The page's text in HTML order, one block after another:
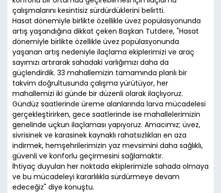
çalışmalarını kesintisiz sürdürdüklerini belirtti.
Hasat dönemiyle birlikte özellikle üvez popülasyonunda
artış yaşandığına dikkat çeken Başkan Tutdere, "Hasat
dönemiyle birlikte özellikle üvez popülasyonunda
yaşanan artış nedeniyle ilaçlama ekiplerimizi ve araç
sayımızı artırarak sahadaki varlığımızı daha da
güçlendirdik. 33 mahallemizin tamamında planlı bir
takvim doğrultusunda çalışma yürütüyor, her
mahallemizi iki günde bir düzenli olarak ilaçlıyoruz.
Gündüz saatlerinde üreme alanlarında larva mücadelesi
gerçekleştirirken, gece saatlerinde ise mahallelerimizin
genelinde uçkun ilaçlaması yapıyoruz. Amacımız; üvez,
sivrisinek ve karasinek kaynaklı rahatsızlıkları en aza
indirmek, hemşehrilerimizin yaz mevsimini daha sağlıklı,
güvenli ve konforlu geçirmesini sağlamaktır.
İhtiyaç duyulan her noktada ekiplerimizle sahada olmaya
ve bu mücadeleyi kararlılıkla sürdürmeye devam
edeceğiz" diye konuştu.